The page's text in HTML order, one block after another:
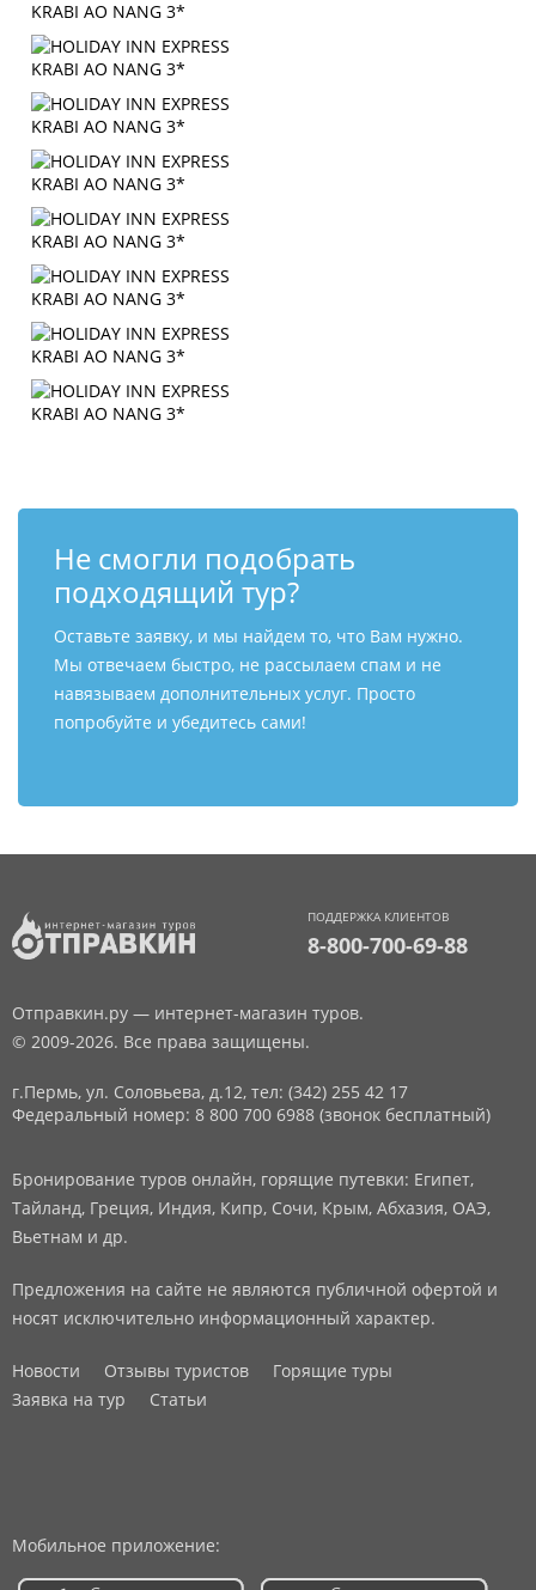
Не смогли подобрать
подходящий тур?
Оставьте заявку, и мы найдем то, что Вам нужно.
Мы отвечаем быстро, не рассылаем спам и не
навязываем дополнительных услуг. Просто
попробуйте и убедитесь сами!
ПОДДЕРЖКА КЛИЕНТОВ
8-800-700-69-88
Отправкин.ру — интернет-магазин туров.
© 2009-2026. Все права защищены.
г.Пермь, ул. Соловьева, д.12, тел: (342) 255 42 17
Федеральный номер: 8 800 700 6988 (звонок бесплатный)
Бронирование туров онлайн, горящие путевки: Египет,
Тайланд, Греция, Индия, Кипр, Сочи, Крым, Абхазия, ОАЭ,
Вьетнам и др.
Предложения на сайте не являются публичной офертой и
носят исключительно информационный характер.
Новости Отзывы туристов
Горящие туры
Заявка на тур
Статьи
Мобильное приложение: